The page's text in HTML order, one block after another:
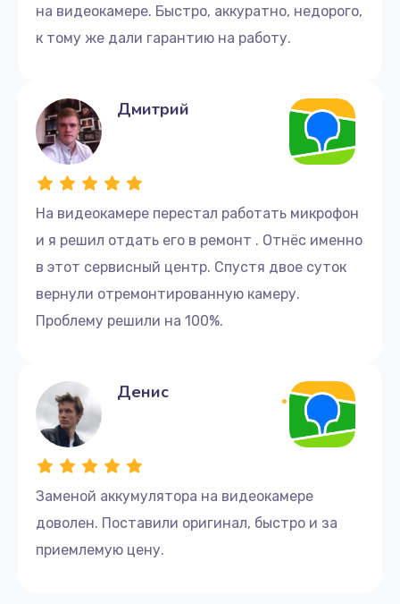
на видеокамере. Быстро, аккуратно, недорого,
к тому же дали гарантию на работу.
На видеокамере перестал работать микрофон
и я решил отдать его в ремонт . Отнёс именно
в этот сервисный центр. Спустя двое суток
вернули отремонтированную камеру.
Проблему решили на 100%.
Дмитрий
Заменой аккумулятора на видеокамере
доволен. Поставили оригинал, быстро и за
приемлемую цену.
Денис